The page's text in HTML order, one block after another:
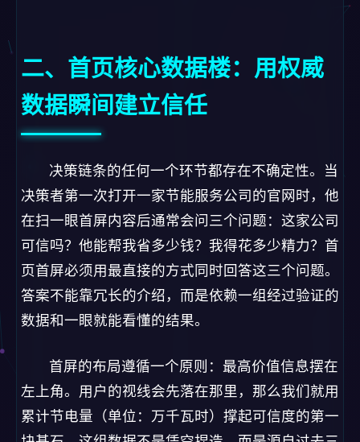
二、首页核心数据楼：用权威
数据瞬间建立信任
决策链条的任何一个环节都存在不确定性。当
决策者第一次打开一家节能服务公司的官网时，他
在扫一眼首屏内容后通常会问三个问题：这家公司
可信吗？他能帮我省多少钱？我得花多少精力？首
页首屏必须用最直接的方式同时回答这三个问题。
答案不能靠冗长的介绍，而是依赖一组经过验证的
数据和一眼就能看懂的结果。
首屏的布局遵循一个原则：最高价值信息摆在
左上角。用户的视线会先落在那里，那么我们就用
累计节电量（单位：万千瓦时）撑起可信度的第一